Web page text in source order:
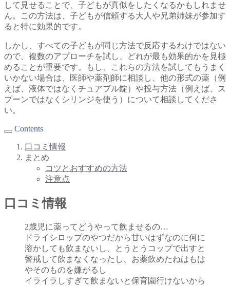
して見せることで、子どもが真似をしたくなるかもしれませ
ん。この方法は、子どもが信頼する大人や兄弟姉妹が参加す
ると特に効果的です。
しかし、すべての子どもが同じ方法で反応するわけではない
ので、複数のアプローチを試し、どれが最も効果的かを見極
めることが重要です。もし、これらの方法を試してもうまく
いかない場合は、医師や薬剤師に相談し、他の形式の薬（例
えば、液体ではなくチュアブル錠）や投与方法（例えば、ス
プーンではなくシリンジを使う）について相談してくださ
い。
Contents
口コミ情報
まとめ
コツとおすすめの方法
注意点
口コミ情報
2歳児に薬ってどうやって飲ませるの…
ドライシロップのやつだから甘いはずなのに何に
溶かしても飲まないし、とうとうコップで出すと
警戒して飲まなくなったし、お薬飲めたねはもは
やそのものを嫌がるし
イライラしすぎて飲まないと保育園行けないから